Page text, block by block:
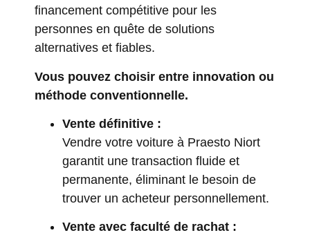
financement compétitive pour les
personnes en quête de solutions
alternatives et fiables.
Vous pouvez choisir entre innovation ou
méthode conventionnelle.
Vente définitive :
Vendre votre voiture à Praesto Niort
garantit une transaction fluide et
permanente, éliminant le besoin de
trouver un acheteur personnellement.
Vente avec faculté de rachat :